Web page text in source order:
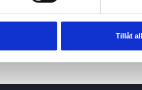
Tillåt